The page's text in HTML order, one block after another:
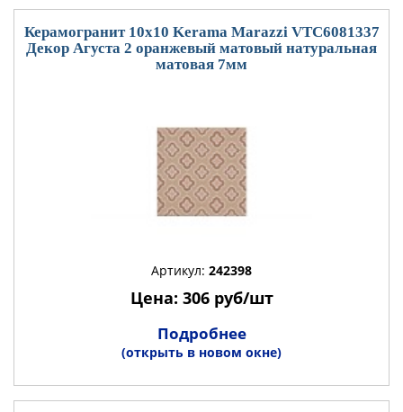
Керамогранит 10x10 Kerama Marazzi VTC6081337
Декор Агуста 2 оранжевый матовый натуральная
матовая 7мм
Артикул: 242398
Цена: 306 руб/шт
Подробнее
(открыть в новом окне)